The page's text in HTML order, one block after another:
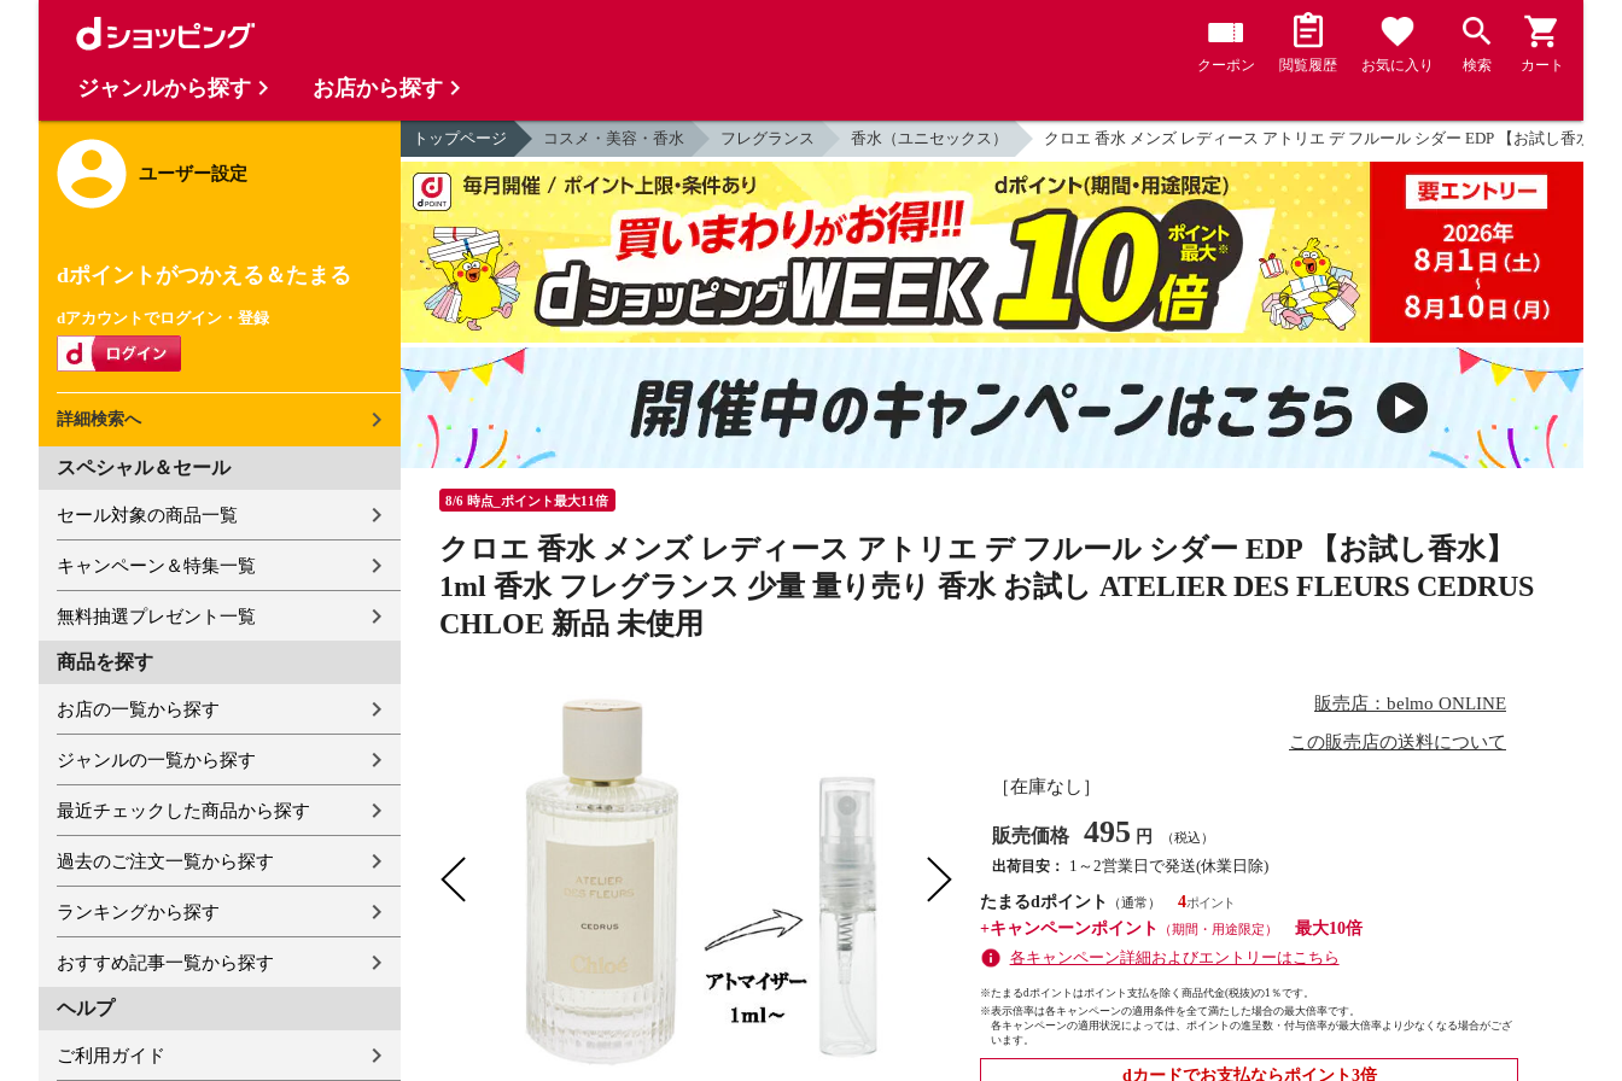
クーポン 閲覧履歴 お気に入り 検索 カート
ユーザー設定
dポイントがつかえる＆たまる
dアカウントでログイン・登録
詳細検索へ
スペシャル＆セール
セール対象の商品一覧
キャンペーン＆特集一覧
無料抽選プレゼント一覧
商品を探す
お店の一覧から探す
ジャンルの一覧から探す
最近チェックした商品から探す
過去のご注文一覧から探す
ランキングから探す
おすすめ記事一覧から探す
ヘルプ
ご利用ガイド
トップページ コスメ・美容・香水 フレグランス 香水（ユニセックス） クロエ 香水 メンズ レディース アトリエ デ フルール シダー EDP 【お試し香水】
8/6 時点_ポイント最大11倍
クロエ 香水 メンズ レディース アトリエ デ フルール シダー EDP 【お試し香水】
1ml 香水 フレグランス 少量 量り売り 香水 お試し ATELIER DES FLEURS CEDRUS
CHLOE 新品 未使用
販売店：belmo ONLINE
この販売店の送料について
［在庫なし］
販売価格 495 円 （税込）
出荷目安：
1～2営業日で発送(休業日除)
たまるdポイント
（通常）
4
+キャンペーンポイント
（期間・用途限定）
最大10倍
各キャンペーン詳細およびエントリーはこちら
※たまるdポイントはポイント支払を除く商品代金(税抜)の1％です。
※表示倍率は各キャンペーンの適用条件を全て満たした場合の最大倍率です。
各キャンペーンの適用状況によっては、ポイントの進呈数・付与倍率が最大倍率より少なくなる場合がござ
います。
dカードでお支払ならポイント3倍
ジャンルから探す お店から探す